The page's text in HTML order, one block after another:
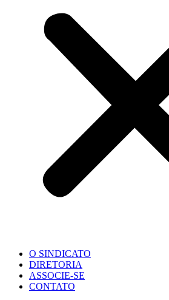
O SINDICATO
DIRETORIA
ASSOCIE-SE
CONTATO